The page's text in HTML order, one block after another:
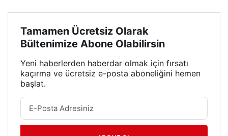
Tamamen Ücretsiz Olarak
Bültenimize Abone Olabilirsin
Yeni haberlerden haberdar olmak için fırsatı
kaçırma ve ücretsiz e-posta aboneliğini hemen
başlat.